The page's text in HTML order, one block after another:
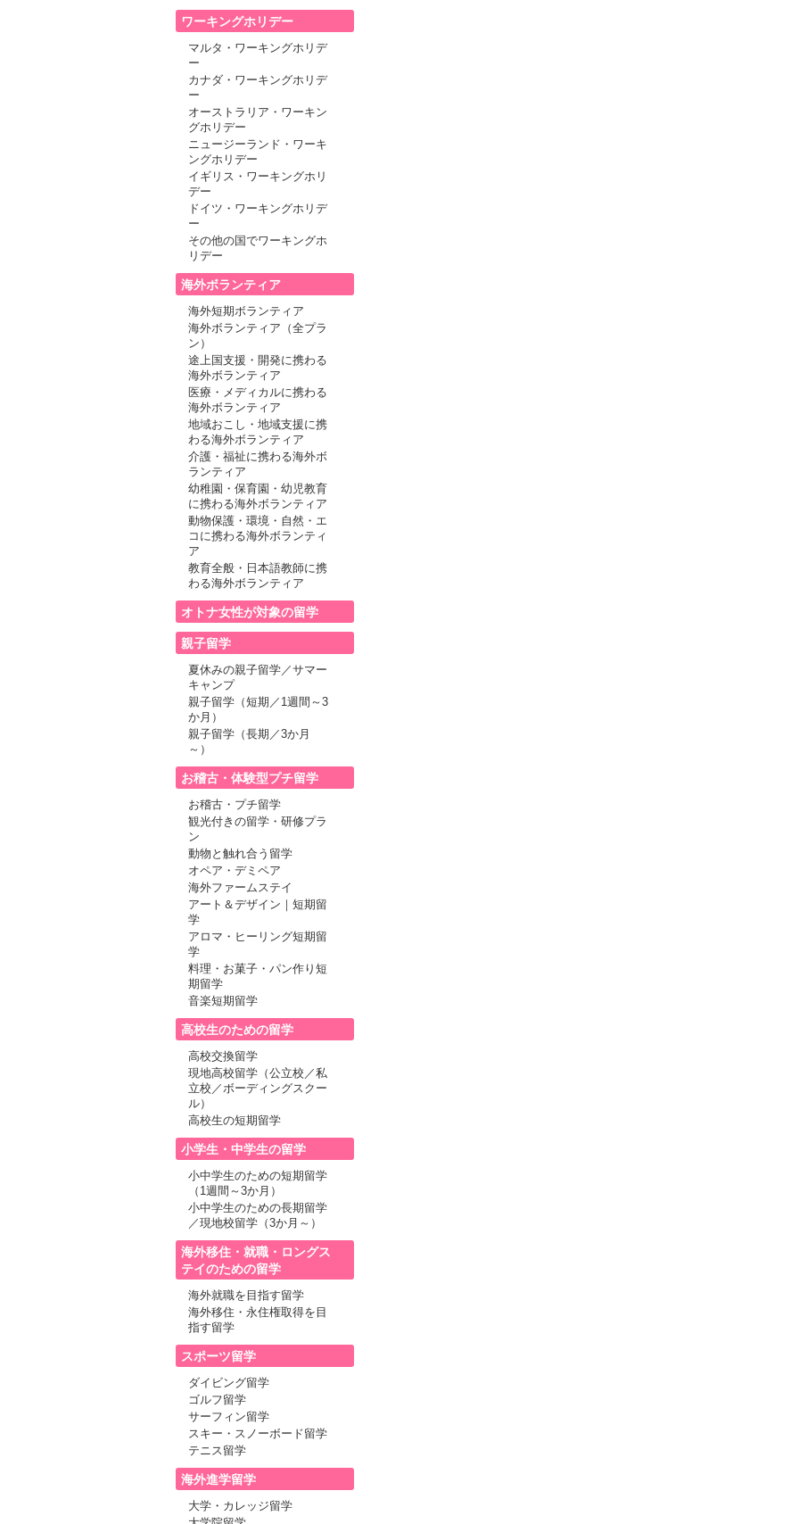
ワーキングホリデー
マルタ・ワーキングホリデ
ー
カナダ・ワーキングホリデ
ー
オーストラリア・ワーキン
グホリデー
ニュージーランド・ワーキ
ングホリデー
イギリス・ワーキングホリ
デー
ドイツ・ワーキングホリデ
ー
その他の国でワーキングホ
リデー
海外ボランティア
海外短期ボランティア
海外ボランティア（全プラ
ン）
途上国支援・開発に携わる
海外ボランティア
医療・メディカルに携わる
海外ボランティア
地域おこし・地域支援に携
わる海外ボランティア
介護・福祉に携わる海外ボ
ランティア
幼稚園・保育園・幼児教育
に携わる海外ボランティア
動物保護・環境・自然・エ
コに携わる海外ボランティ
ア
教育全般・日本語教師に携
わる海外ボランティア
オトナ女性が対象の留学
親子留学
夏休みの親子留学／サマー
キャンプ
親子留学（短期／1週間～3
か月）
親子留学（長期／3か月
～）
お稽古・体験型プチ留学
お稽古・プチ留学
観光付きの留学・研修プラ
ン
動物と触れ合う留学
オペア・デミペア
海外ファームステイ
アート＆デザイン｜短期留
学
アロマ・ヒーリング短期留
学
料理・お菓子・パン作り短
期留学
音楽短期留学
高校生のための留学
高校交換留学
現地高校留学（公立校／私
立校／ボーディングスクー
ル）
高校生の短期留学
小学生・中学生の留学
小中学生のための短期留学
（1週間～3か月）
小中学生のための長期留学
／現地校留学（3か月～）
海外移住・就職・ロングス
テイのための留学
海外就職を目指す留学
海外移住・永住権取得を目
指す留学
スポーツ留学
ダイビング留学
ゴルフ留学
サーフィン留学
スキー・スノーボード留学
テニス留学
海外進学留学
大学・カレッジ留学